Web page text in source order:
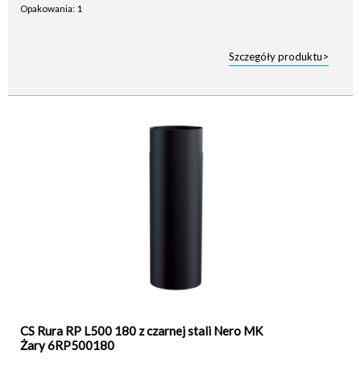
Opakowania: 1
Szczegóły produktu>
CS Rura RP L500 180 z czarnej stali Nero MK
Żary 6RP500180